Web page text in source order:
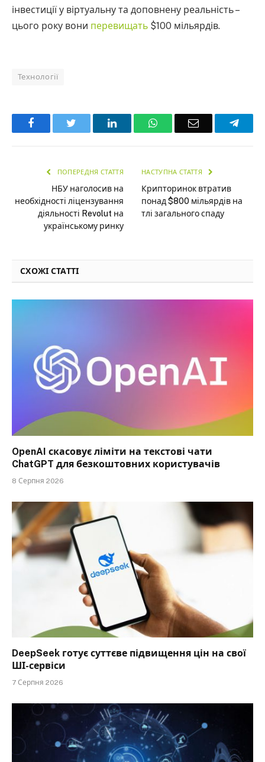
інвестиції у віртуальну та доповнену реальність –
цього року вони перевищать $100 мільярдів.
Технології
Facebook LinkedInWhatsAppEmail
ПОПЕРЕДНЯ СТАТТЯ
НБУ наголосив на
необхідності ліцензування
діяльності Revolut на
українському ринку
НАСТУПНА СТАТТЯ
Крипторинок втратив
понад $800 мільярдів на
тлі загального спаду
СХОЖІ СТАТТІ
OpenAI скасовує ліміти на текстові чати
ChatGPT для безкоштовних користувачів
8 Серпня 2026
DeepSeek готує суттєве підвищення цін на свої
ШІ-сервіси
7 Серпня 2026